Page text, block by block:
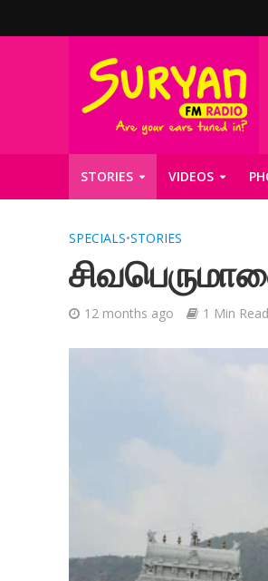
STORIES VIDEOS
SPECIALS•STORIES
12 months ago 1 Min Read